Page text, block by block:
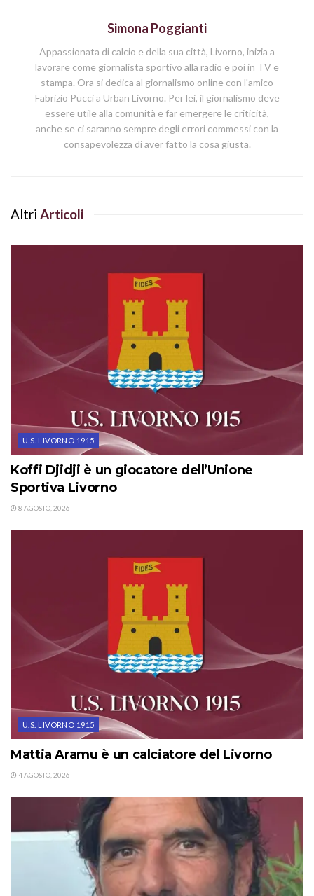
Simona Poggianti
Appassionata di calcio e della sua città, Livorno, inizia a
lavorare come giornalista sportivo alla radio e poi in TV e
stampa. Ora si dedica al giornalismo online con l'amico
Fabrizio Pucci a Urban Livorno. Per lei, il giornalismo deve
essere utile alla comunità e far emergere le criticità,
anche se ci saranno sempre degli errori commessi con la
consapevolezza di aver fatto la cosa giusta.
Altri Articoli
U.S. LIVORNO 1915
Koffi Djidji è un giocatore dell’Unione
Sportiva Livorno
8 AGOSTO, 2026
U.S. LIVORNO 1915
Mattia Aramu è un calciatore del Livorno
4 AGOSTO, 2026